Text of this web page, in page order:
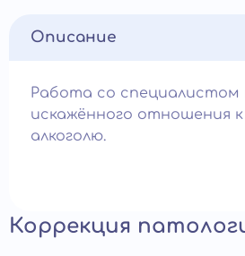
Описание
Работа со специалистом
искажённого отношения к
алкоголю.
Коррекция